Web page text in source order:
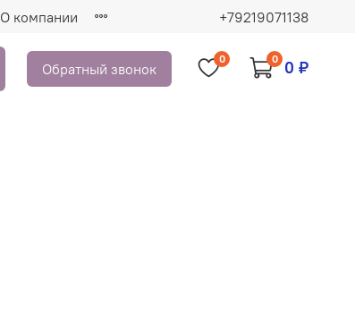
О компании +79219071138
Обратный звонок
0 0 0 ₽